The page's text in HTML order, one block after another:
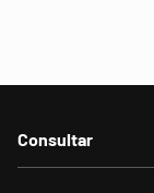
Consultar